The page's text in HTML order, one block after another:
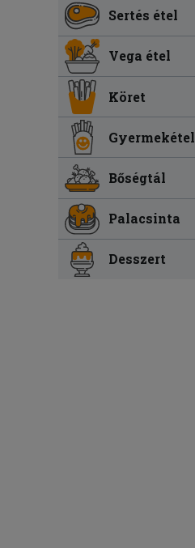
Sertés étel
Vega étel
Köret
Gyermekétel
Bőségtál
Palacsinta
Desszert